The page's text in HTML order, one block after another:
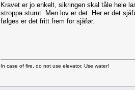
Kravet er jo enkelt, sikringen skal tåle hele
stroppa stumt. Men lov er det. Her er det
følges er det fritt frem for sjåfør.
In case of fire, do not use elevator. Use water!